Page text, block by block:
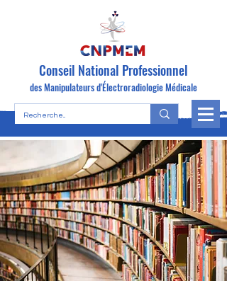
Conseil National Professionnel
des Manipulateurs d'Électroradiologie Médicale